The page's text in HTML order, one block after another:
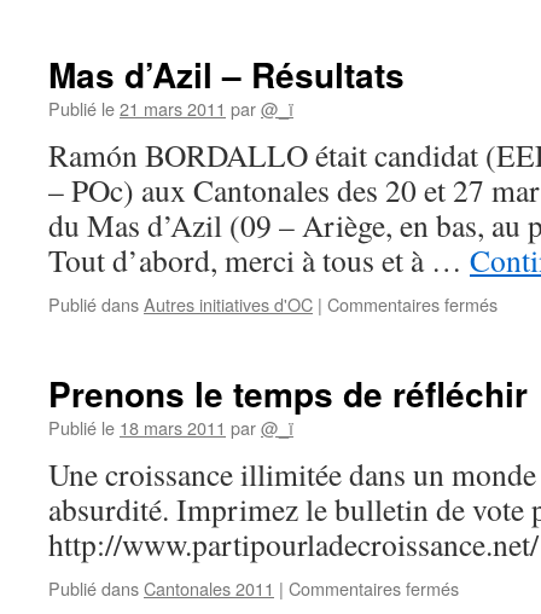
Mas d’Azil – Résultats
Publié le21 mars 2011 par@_ï
Ramón BORDALLO était candidat
– POc) aux Cantonales des 20 et 27
du Mas d’Azil (09 – Ariège, en bas, au
Tout d’abord, merci à tous et à …
Publié dansAutres initiatives d'OC | Commentaires ferméssur
Prenons le temps de réfléchir
Publié le 18 mars 2011 par@_ï
Une croissance illimitée dans un
absurdité. Imprimez le bulletin de vote
http://www.partipourladecroissance.net/
Publié dansCantonales 2011 | Commentaires ferméssur